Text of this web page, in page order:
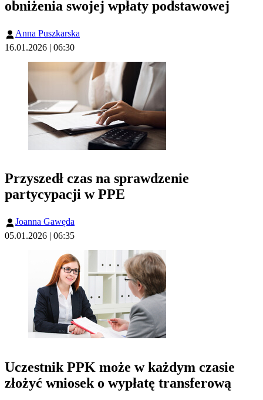
obniżenia swojej wpłaty podstawowej
Anna Puszkarska
16.01.2026 | 06:30
Przyszedł czas na sprawdzenie
partycypacji w PPE
Joanna Gawęda
05.01.2026 | 06:35
Uczestnik PPK może w każdym czasie
złożyć wniosek o wypłatę transferową